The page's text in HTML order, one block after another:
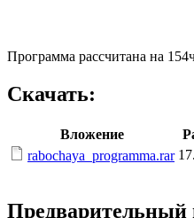
Программа рассчитана на
Скачать:
Вложение
rabochaya_programma.rar
Предварительный